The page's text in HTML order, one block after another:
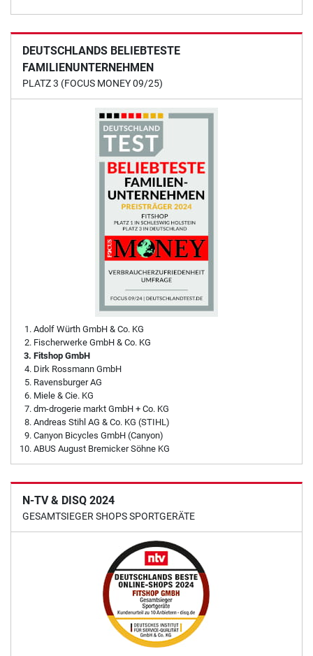
DEUTSCHLANDS BELIEBTESTE
FAMILIENUNTERNEHMEN
PLATZ 3 (FOCUS MONEY 09/25)
Adolf Würth GmbH & Co. KG
Fischerwerke GmbH & Co. KG
Fitshop GmbH
Dirk Rossmann GmbH
Ravensburger AG
Miele & Cie. KG
dm-drogerie markt GmbH + Co. KG
Andreas Stihl AG & Co. KG (STIHL)
Canyon Bicycles GmbH (Canyon)
ABUS August Bremicker Söhne KG
N-TV & DISQ 2024
GESAMTSIEGER SHOPS SPORTGERÄTE